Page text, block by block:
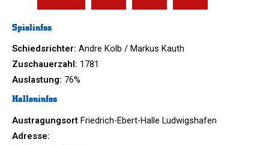
Spielinfos
Schiedsrichter: Andre Kolb / Markus Kauth
Zuschauerzahl: 1781
Auslastung: 76%
Halleninfos
Austragungsort Friedrich-Ebert-Halle Ludwigshafen
Adresse: